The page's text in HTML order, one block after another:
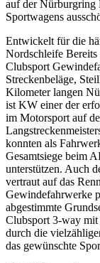
auf der Nürburgring
Sportwagens
Entwickelt für die
Nordschleife
Clubsport
Streckenbeläge,
Kilometer langen
ist KW einer der
im Motorsport auf
konnten als
Gesamtsiege beim
unterstützen. Auch
vertraut auf das
Gewindefahrwerke
abgestimmte
Clubsport 3-way mit
durch die
das gewünschte